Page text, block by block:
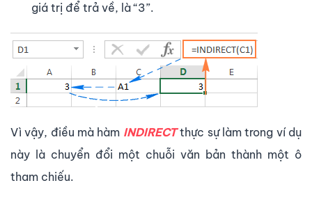
giá trị để trả về, là “3”.
Vì vậy, điều mà hàm INDIRECTthực sự làm trong ví dụ
này là chuyển đổi một chuỗi văn bản thành một ô
tham chiếu.